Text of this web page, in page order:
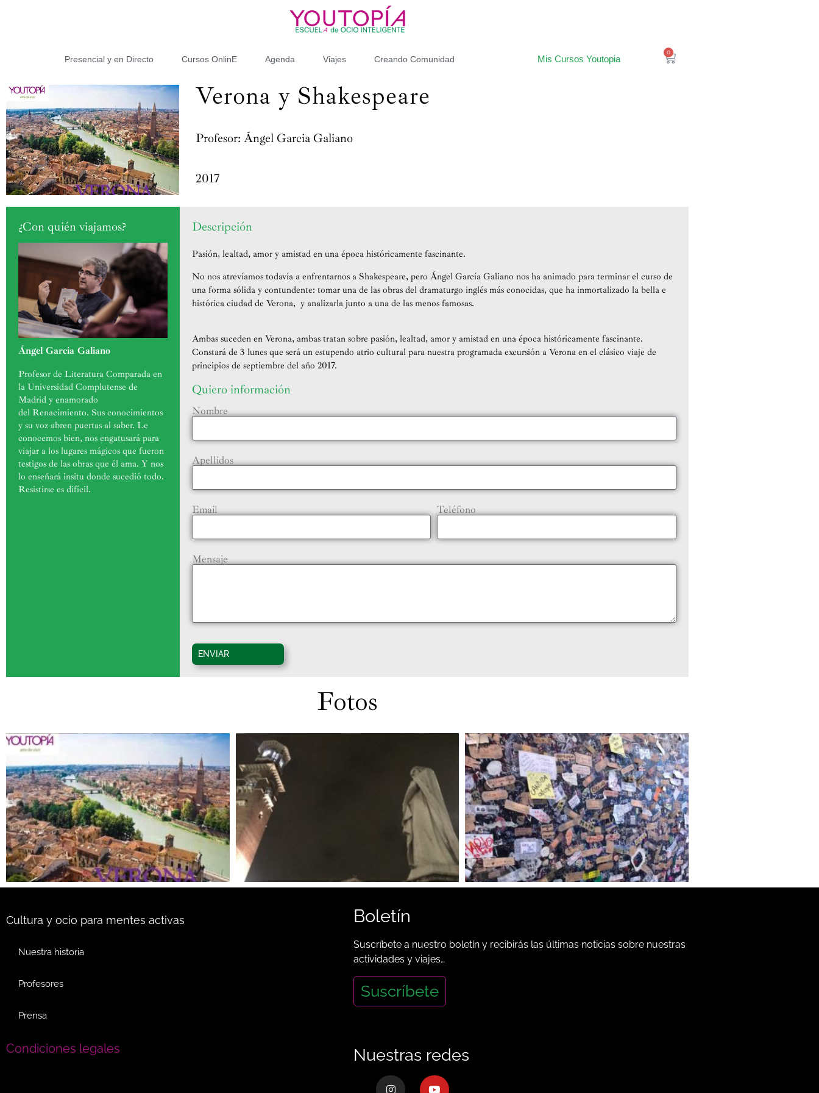
Presencial y en Directo Cursos OnlinE Agenda Viajes Creando Comunidad Mis Cursos Youtopia
0
Verona y Shakespeare
Profesor: Ángel Garcia Galiano
2017
¿Con quién viajamos?
Ángel Garcia Galiano
Profesor de Literatura Comparada en
la Universidad Complutense de
Madrid y enamorado
del Renacimiento. Sus conocimientos
y su voz abren puertas al saber. Le
conocemos bien, nos engatusará para
viajar a los lugares mágicos que fueron
testigos de las obras que él ama. Y nos
lo enseñará insitu donde sucedió todo.
Resistirse es difícil.
Descripción
Pasión, lealtad, amor y amistad en una época históricamente fascinante.
No nos atrevíamos todavía a enfrentarnos a Shakespeare, pero Ángel García Galiano nos ha animado para terminar el curso de
una forma sólida y contundente: tomar una de las obras del dramaturgo inglés más conocidas, que ha inmortalizado la bella e
histórica ciudad de Verona, y analizarla junto a una de las menos famosas.
Ambas suceden en Verona, ambas tratan sobre pasión, lealtad, amor y amistad en una época históricamente fascinante.
Constará de 3 lunes que será un estupendo atrio cultural para nuestra programada excursión a Verona en el clásico viaje de
principios de septiembre del año 2017.
Quiero información
Nombre
Apellidos
Email Teléfono
Mensaje
ENVIAR
Fotos
Cultura y ocio para mentes activas
Nuestra historia
Profesores
Prensa
Condiciones legales
Boletín
Suscríbete a nuestro boletín y recibirás las últimas noticias sobre nuestras
actividades y viajes…
Suscríbete
Nuestras redes